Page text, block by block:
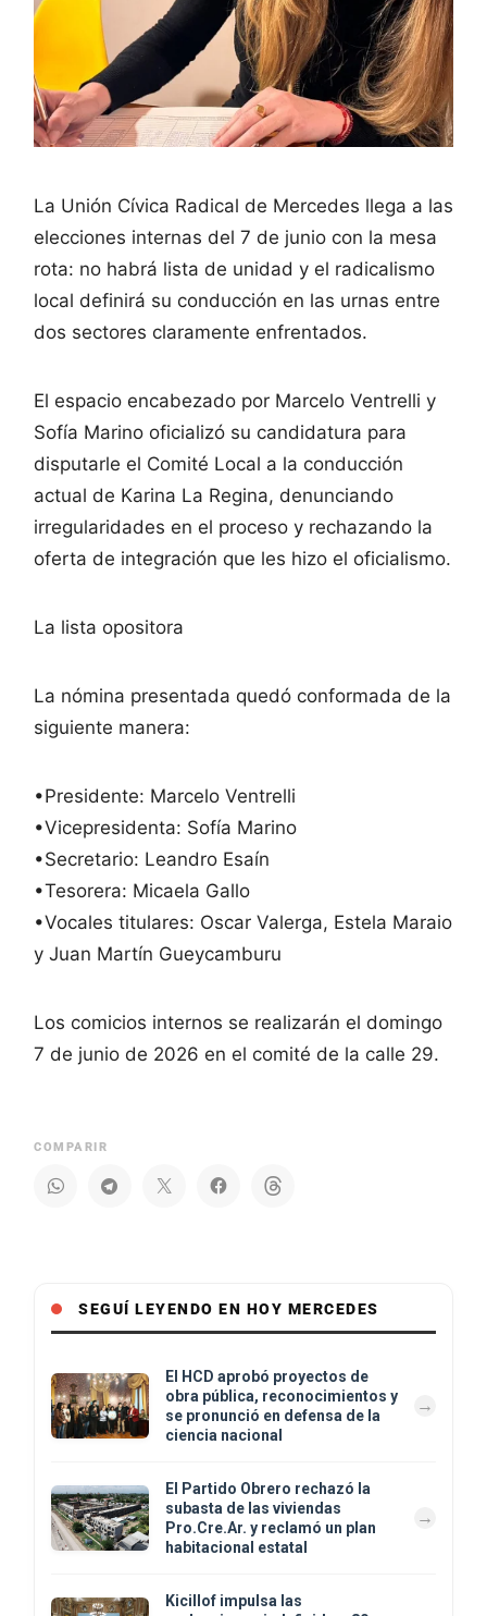
La Unión Cívica Radical de Mercedes llega a las
elecciones internas del 7 de junio con la mesa
rota: no habrá lista de unidad y el radicalismo
local definirá su conducción en las urnas entre
dos sectores claramente enfrentados.
El espacio encabezado por Marcelo Ventrelli y
Sofía Marino oficializó su candidatura para
disputarle el Comité Local a la conducción
actual de Karina La Regina, denunciando
irregularidades en el proceso y rechazando la
oferta de integración que les hizo el oficialismo.
La lista opositora
La nómina presentada quedó conformada de la
siguiente manera:
•Presidente: Marcelo Ventrelli
•Vicepresidenta: Sofía Marino
•Secretario: Leandro Esaín
•Tesorera: Micaela Gallo
•Vocales titulares: Oscar Valerga, Estela Maraio
y Juan Martín Gueycamburu
Los comicios internos se realizarán el domingo
7 de junio de 2026 en el comité de la calle 29.
COMPARIR
SEGUÍ LEYENDO EN HOY MERCEDES
El HCD aprobó proyectos de
obra pública, reconocimientos y
se pronunció en defensa de la
ciencia nacional
El Partido Obrero rechazó la
subasta de las viviendas
Pro.Cre.Ar. y reclamó un plan
habitacional estatal
Kicillof impulsa las